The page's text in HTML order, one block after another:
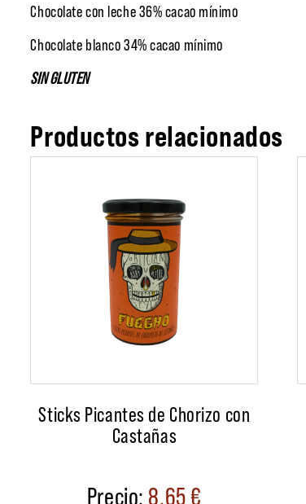
Chocolate con leche 36% cacao mínimo
Chocolate blanco 34% cacao mínimo
SIN GLUTEN
Productos relacionados
Sticks Picantes de Chorizo con
Castañas
8,65€